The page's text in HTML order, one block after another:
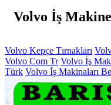
Volvo İş
Volvo Kepçe Tırnakları
Volvo Com Tr Volvo İş
Türk Volvo İş Makinaları